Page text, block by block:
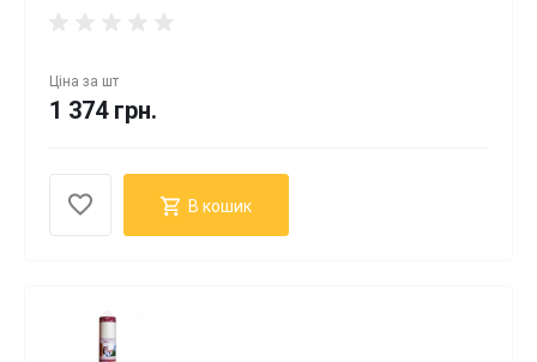
Ціна за шт
1 374 грн.
В кошик